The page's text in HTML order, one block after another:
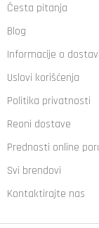
Česta pitanja
Blog
Informacije o dostavi
Uslovi korišćenja
Politika privatnosti
Reoni dostave
Prednosti online
Svi brendovi
Kontaktirajte nas